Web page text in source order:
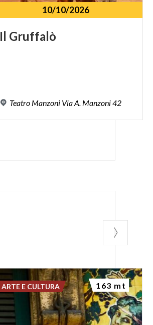
10/10/2026
Il Gruffalò
Teatro Manzoni ViaA. Manzoni42
ARTE E CULTURA 163 mt